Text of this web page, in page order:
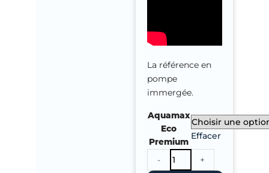
La référence en
pompe
immergée.
Aquamax
Eco
Premium
Effacer
-
quantité
Pompe
Aquamax
+